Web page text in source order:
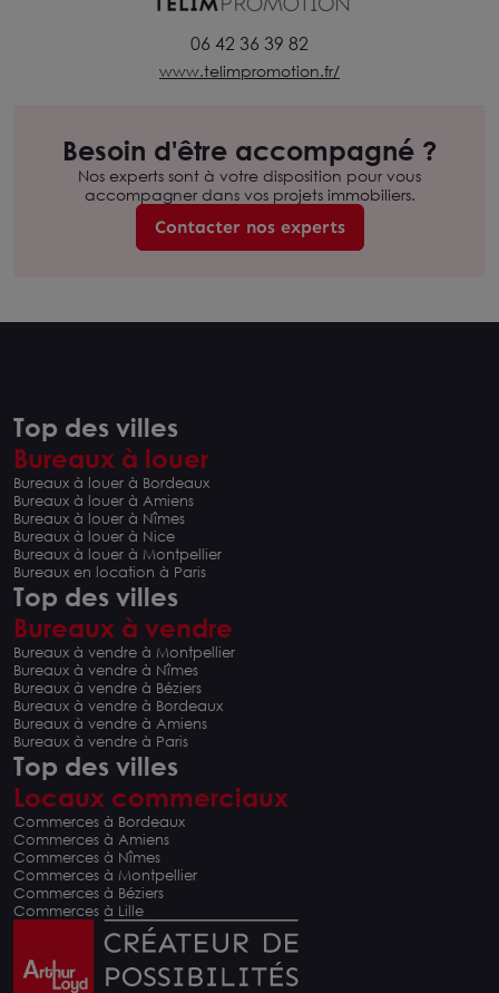
06 42 36 39 82
www.telimpromotion.fr/
Besoin d'être accompagné ?
Nos experts sont à votre disposition pour vous
accompagner dans vos projets immobiliers.
Contacter nos experts
Top des villes
Bureaux à louer
Bureaux à louer à Bordeaux
Bureaux à louer à Amiens
Bureaux à louer à Nîmes
Bureaux à louer à Nice
Bureaux à louer à Montpellier
Bureaux en location à Paris
Top des villes
Bureaux à vendre
Bureaux à vendre à Montpellier
Bureaux à vendre à Nîmes
Bureaux à vendre à Béziers
Bureaux à vendre à Bordeaux
Bureaux à vendre à Amiens
Bureaux à vendre à Paris
Top des villes
Locaux commerciaux
Commerces à Bordeaux
Commerces à Amiens
Commerces à Nîmes
Commerces à Montpellier
Commerces à Béziers
Commerces à Lille